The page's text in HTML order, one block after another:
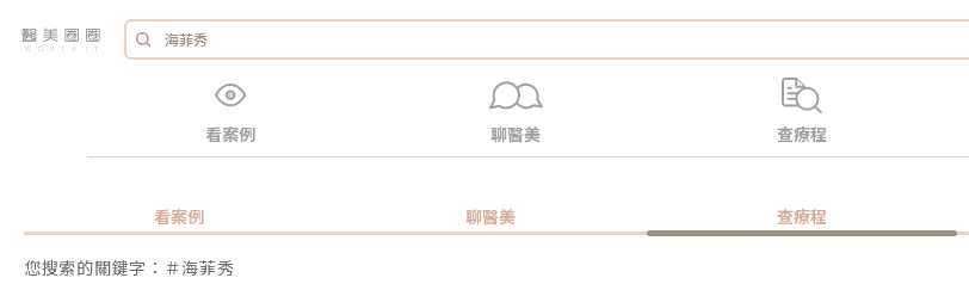
看案例 聊醫美 查療程
看案例 聊醫美 查療程
您搜索的關鍵字：＃海菲秀